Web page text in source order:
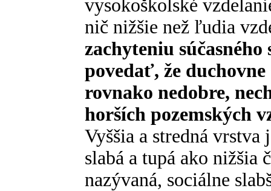
vysokoškolské
nič nižšie než ľudia
zachyteniu
povedať, že
rovnako nedobre,
horších pozemských
Vyššia a stredná vrstva
slabá a tupá ako nižšia
nazývaná, sociálne